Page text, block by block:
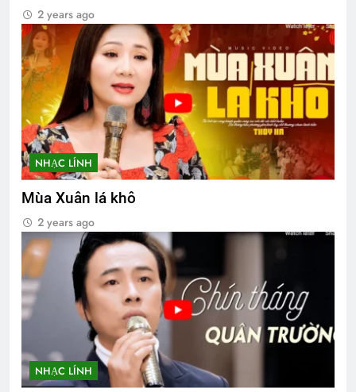
2 years ago
NHẠC LÍNH
Mùa Xuân lá khô
2 years ago
NHẠC LÍNH